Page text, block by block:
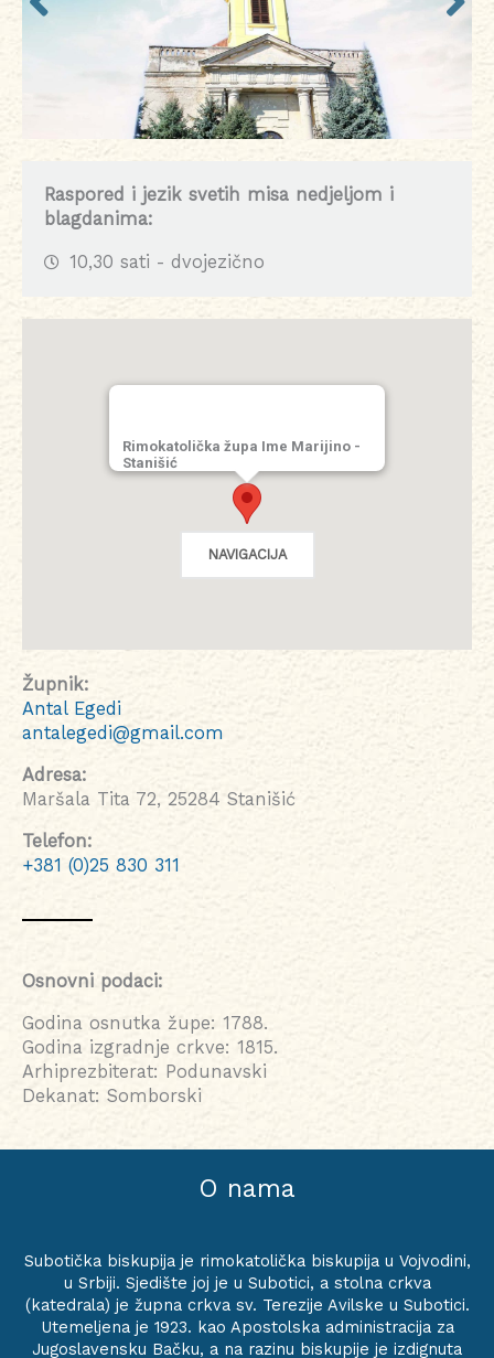
Župnik:
Antal Egedi
antalegedi@gmail.com
Adresa:
Maršala Tita 72, 25284 Stanišić
Telefon:
+381 (0)25 830 311
Osnovni podaci:
Godina osnutka župe: 1788.
Godina izgradnje crkve: 1815.
Arhiprezbiterat: Podunavski
Dekanat: Somborski
Raspored i jezik svetih misa nedjeljom i
blagdanima:
10,30 sati - dvojezično
Rimokatolička župa Ime Marijino -
Stanišić
NAVIGACIJA
O nama
Subotička biskupija je rimokatolička biskupija u Vojvodini,
u Srbiji. Sjedište joj je u Subotici, a stolna crkva
(katedrala) je župna crkva sv. Terezije Avilske u Subotici.
Utemeljena je 1923. kao Apostolska administracija za
Jugoslavensku Bačku, a na razinu biskupije je izdignuta